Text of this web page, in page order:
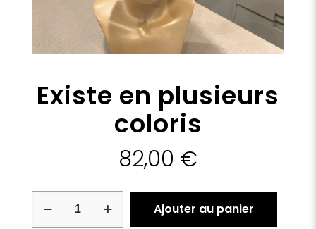
Existe en plusieurs
coloris
82,00 €
Ajouter au panier